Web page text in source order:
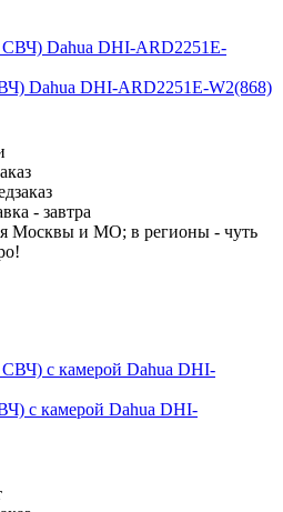
Dahua DHI-ARD2251E-W2(868)
- завтра
Москвы и МО; в регионы - чуть
с камерой Dahua DHI-